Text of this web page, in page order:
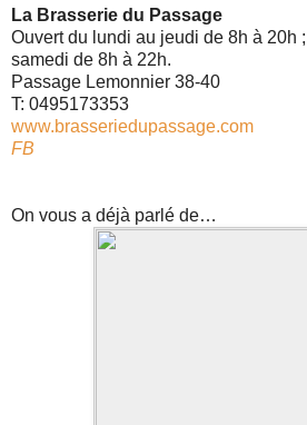
La Brasserie du Passage
Ouvert du lundi au jeudi de 8h à 20h
samedi de 8h à 22h.
Passage Lemonnier 38-40
T: 0495173353
www.brasseriedupassage.com
FB
On vous a déjà parlé de…